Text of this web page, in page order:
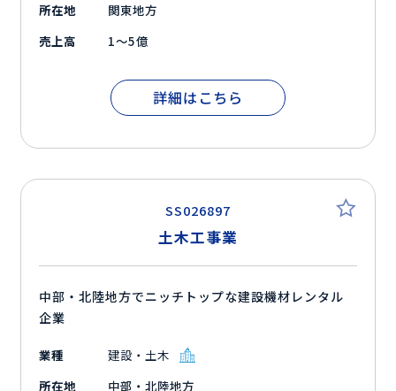
所在地
関東地方
売上高
1～5億
詳細はこちら
SS026897
土木工事業
中部・北陸地方でニッチトップな建設機材レンタル
企業
業種
建設・土木
所在地
中部・北陸地方